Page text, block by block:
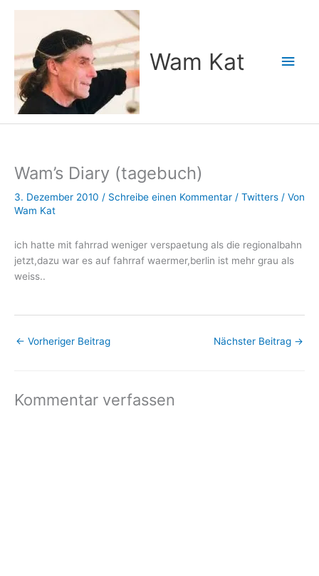
Wam Kat
Wam’s Diary (tagebuch)
3. Dezember 2010 / Schreibe einen Kommentar / Twitters / Von
Wam Kat
ich hatte mit fahrrad weniger verspaetung als die regionalbahn
jetzt,dazu war es auf fahrraf waermer,berlin ist mehr grau als
weiss..
← Vorheriger Beitrag Nächster Beitrag →
Kommentar verfassen